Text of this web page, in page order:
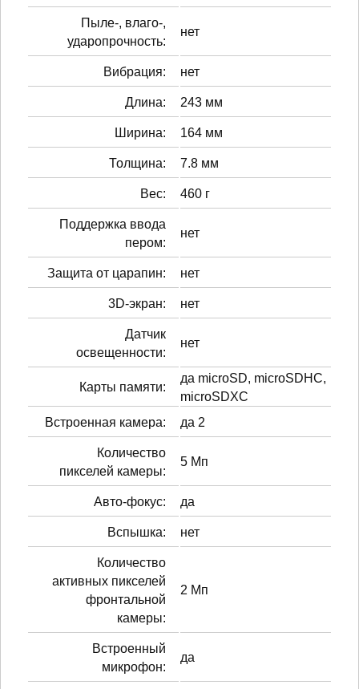
Пыле-, влаго-,
ударопрочность:
нет
Вибрация: нет
Длина: 243 мм
Ширина: 164 мм
Толщина: 7.8 мм
Вес: 460 г
Поддержка ввода
пером:
нет
Защита от царапин: нет
3D-экран: нет
Датчик
освещенности:
нет
Карты памяти:
да microSD, microSDHC,
microSDXC
Встроенная камера:
да 2
Количество
пикселей камеры:
5 Мп
Авто-фокус: да
Вспышка: нет
Количество
активных пикселей
фронтальной
камеры:
2 Мп
Встроенный
микрофон:
да